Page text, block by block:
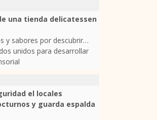
una tienda delicatessen
y sabores por descubrir…
unidos para desarrollar
el locales
y guarda espalda